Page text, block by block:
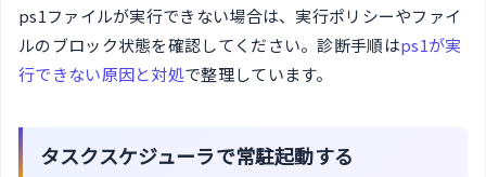
ps1ファイルが実行できない場合は、実行ポリシーやファイ
ルのブロック状態を確認してください。診断手順はps1が実
行できない原因と対処で整理しています。
タスクスケジューラで常駐起動する